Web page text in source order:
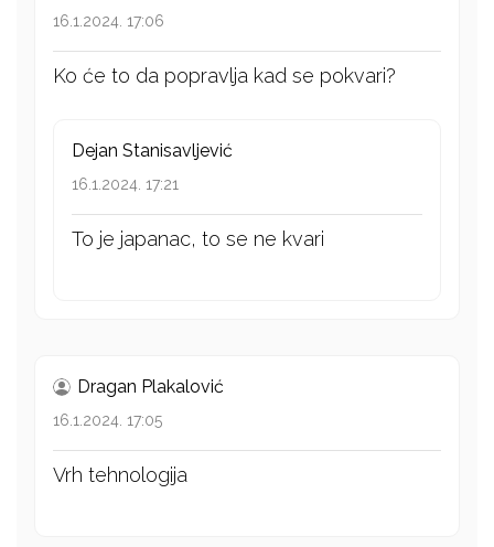
16.1.2024. 17:06
Ko će to da popravlja kad se pokvari?
Dejan Stanisavljević
16.1.2024. 17:21
To je japanac, to se ne kvari
Dragan Plakalović
16.1.2024. 17:05
Vrh tehnologija